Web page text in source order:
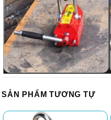
SẢN PHẨM TƯƠNG TỰ